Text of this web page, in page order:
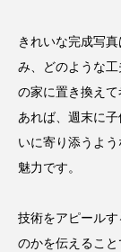
きれいな完成写
み、どのような
の家に置き換え
あれば、週末に
いに寄り添うよ
魅力です。
技術をアピール
のかを伝えるこ